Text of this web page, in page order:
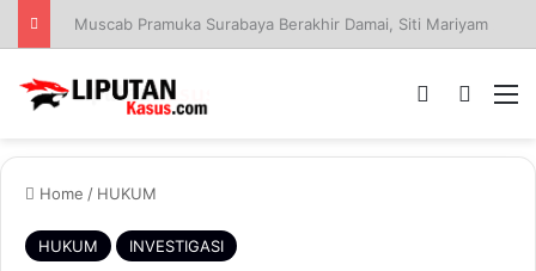
Muscab Pramuka Surabaya Berakhir Damai, Siti Mariyam Nahkodai Kwarcab 2026–2031
Log In
Home / HUKUM
HUKUM INVESTIGASI